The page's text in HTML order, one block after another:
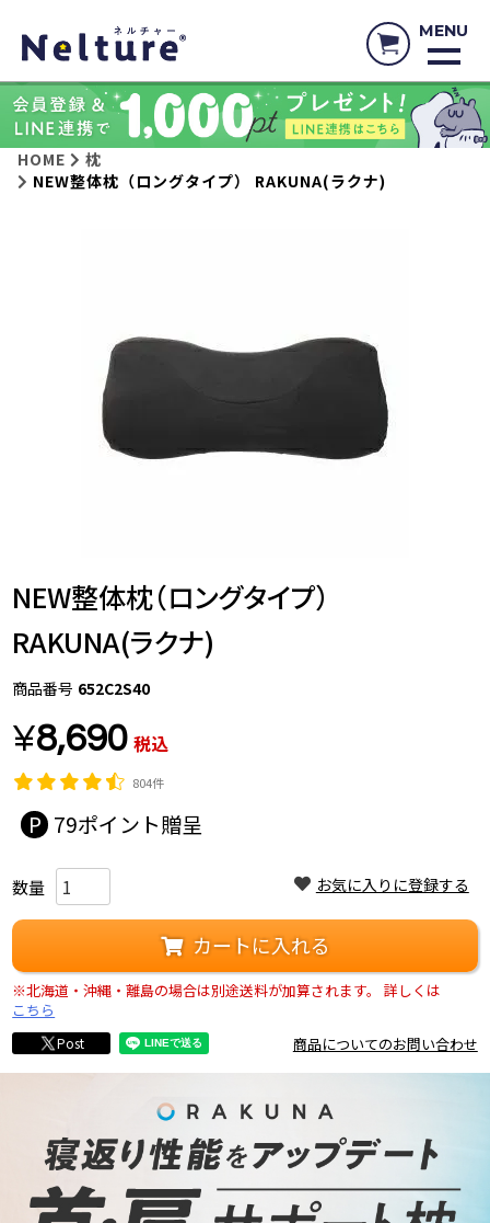
MENU
HOME
枕
NEW整体枕（ロングタイプ） RAKUNA(ラクナ)
NEW整体枕（ロングタイプ）
RAKUNA(ラクナ)
商品番号 652C2S40
¥8,690 税込
804件
79
お気に入りに登録する
カートに入れる
※北海道・沖縄・離島の場合は別途送料が加算されます。
詳しくは
こちら
商品についてのお問い合わせ
Post